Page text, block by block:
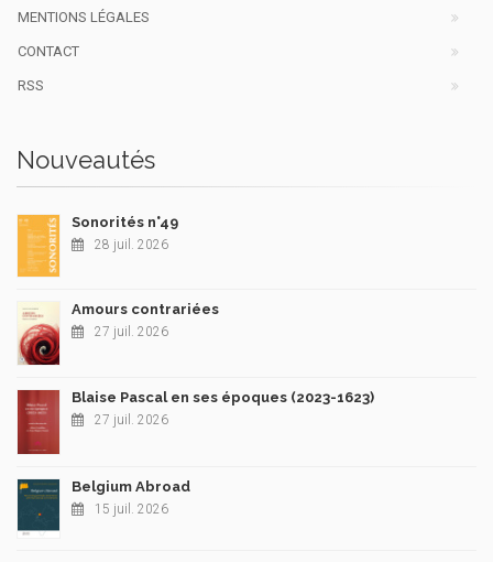
MENTIONS LÉGALES
CONTACT
RSS
Nouveautés
Sonorités n°49
28 juil. 2026
Amours contrariées
27 juil. 2026
Blaise Pascal en ses époques (2023-1623)
27 juil. 2026
Belgium Abroad
15 juil. 2026